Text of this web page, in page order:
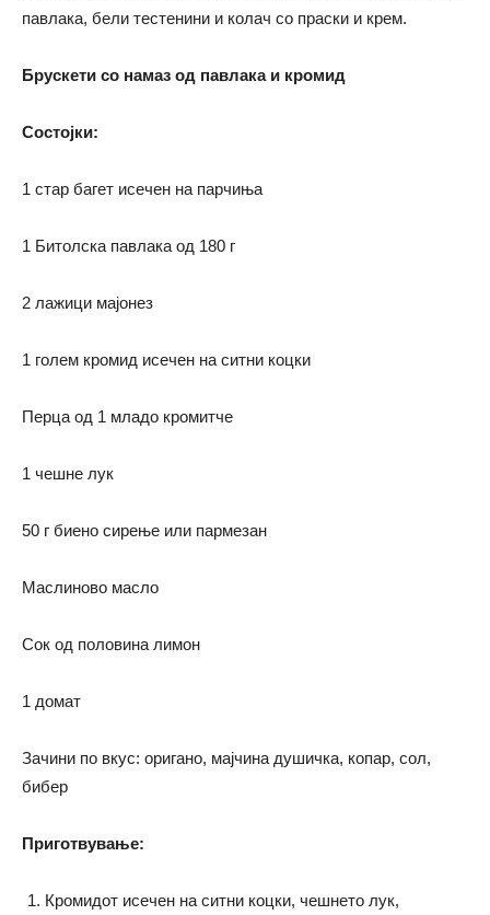
павлака, бели тестенини и колач со праски и крем.
Брускети со намаз од павлака и кромид
Состојки:
1 стар багет исечен на парчиња
1 Битолска павлака од 180 г
2 лажици мајонез
1 голем кромид исечен на ситни коцки
Перца од 1 младо кромитче
1 чешне лук
50 г биено сирење или пармезан
Маслиново масло
Сок од половина лимон
1 домат
Зачини по вкус: оригано, мајчина душичка, копар, сол,
бибер
Приготвување:
Кромидот исечен на ситни коцки, чешнето лук,